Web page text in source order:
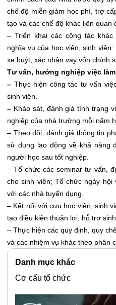
chế độ miễn giảm học phí, trợ
tạo và các chế độ khác liên quan
– Triển khai các công tác
nghĩa vụ của học viên, sinh
xe buýt, xác nhận vay vốn chính
Tư vấn, hướng nghiệp việc
– Thực hiện công tác tư vấn
sinh viên.
– Khảo sát, đánh giá tình trạng
nghiệp của nhà trường mỗi năm
– Theo dõi, đánh giá thông tin
sử dụng lao động về khả năng
người học sau tốt nghiệp.
– Tổ chức các seminar tư vấn,
cho sinh viên; Tổ chức ngày
với các nhà tuyển dụng.
– Kết nối với cựu học viên, sinh
tạo điều kiện thuận lợi, hỗ trợ
– Thực hiện các quy định, quy
và các nhiệm vụ khác theo phân
Danh mục khác
Cơ cấu tổ chức